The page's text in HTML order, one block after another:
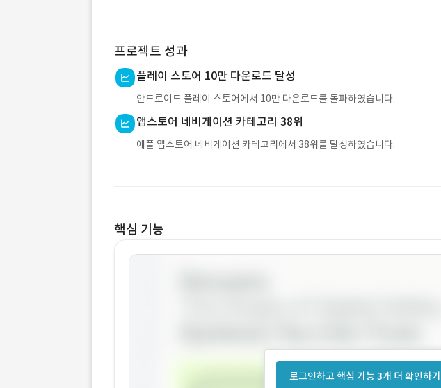
프로젝트 성과
플레이 스토어 10만 다운로드 달성
안드로이드 플레이 스토어에서 10만 다운로드를 돌파하였습니다.
앱스토어 네비게이션 카테고리 38위
애플 앱스토어 네비게이션 카테고리에서 38위를 달성하였습니다.
핵심 기능
로그인하고 핵심 기능 3개 더 확인하기